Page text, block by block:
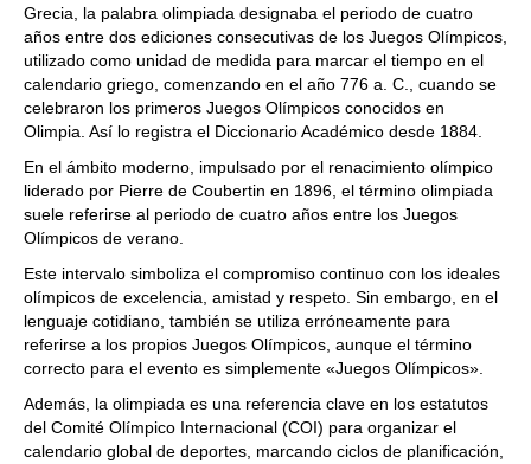
Grecia, la palabra olimpiada designaba el periodo de cuatro
años entre dos ediciones consecutivas de los Juegos Olímpicos,
utilizado como unidad de medida para marcar el tiempo en el
calendario griego, comenzando en el año 776 a. C., cuando se
celebraron los primeros Juegos Olímpicos conocidos en
Olimpia. Así lo registra el Diccionario Académico desde 1884.
En el ámbito moderno, impulsado por el renacimiento olímpico
liderado por Pierre de Coubertin en 1896, el término olimpiada
suele referirse al periodo de cuatro años entre los Juegos
Olímpicos de verano.
Este intervalo simboliza el compromiso continuo con los ideales
olímpicos de excelencia, amistad y respeto. Sin embargo, en el
lenguaje cotidiano, también se utiliza erróneamente para
referirse a los propios Juegos Olímpicos, aunque el término
correcto para el evento es simplemente «Juegos Olímpicos».
Además, la olimpiada es una referencia clave en los estatutos
del Comité Olímpico Internacional (COI) para organizar el
calendario global de deportes, marcando ciclos de planificación,